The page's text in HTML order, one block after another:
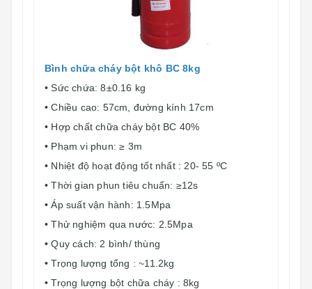
Bình chữa cháy bột khô BC 8kg
• Sức chứa: 8±0.16 kg
• Chiều cao: 57cm, đường kính 17cm
• Hợp chất chữa cháy bột BC 40%
• Phạm vi phun: ≥ 3m
• Nhiệt độ hoạt động tốt nhất : 20- 55 ºC
• Thời gian phun tiêu chuẩn: ≥12s
• Áp suất vận hành: 1.5Mpa
• Thử nghiệm qua nước: 2.5Mpa
• Quy cách: 2 bình/ thùng
• Trọng lượng tổng : ~11.2kg
• Trọng lượng bột chữa cháy : 8kg